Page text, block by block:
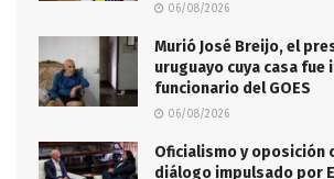
06/08/2026
Murió José Breijo, el
uruguayo cuya casa fue
funcionario del GOES
06/08/2026
Oficialismo y oposición
diálogo impulsado por